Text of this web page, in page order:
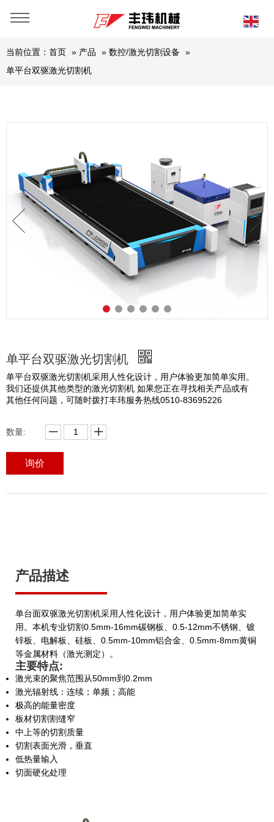
当前位置： 首页 » 产品 » 数控/激光切割设备
»
单平台双驱激光切割机
单平台双驱激光切割机
单平台双驱激光切割机采用人性化设计，用户体验更加简单实用。
我们还提供其他类型的激光切割机 如果您正在寻找相关产品或有
其他任何问题，可随时拨打丰玮服务热线0510-83695226
数量:
询价
产品描述
单台面双驱激光切割机采用人性化设计，用户体验更加简单实
用。本机专业切割0.5mm-16mm碳钢板、0.5-12mm不锈钢、镀
锌板、电解板、硅板、0.5mm-10mm铝合金、0.5mm-8mm黄铜
等金属材料（激光测定）。
主要特点:
激光束的聚焦范围从50mm到0.2mm
激光辐射线：连续；单频；高能
极高的能量密度
板材切割割缝窄
中上等的切割质量
切割表面光滑，垂直
低热量输入
切面硬化处理